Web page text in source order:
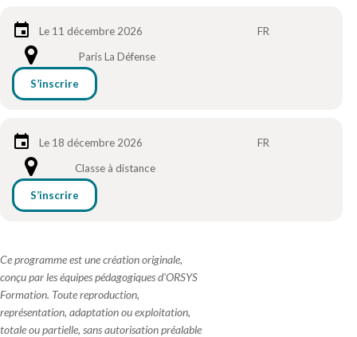
Le 11 décembre 2026
FR
Paris La Défense
S’inscrire
Le 18 décembre 2026
FR
Classe à distance
S’inscrire
Ce programme est une création originale,
conçu par les équipes pédagogiques d'ORSYS
Formation. Toute reproduction,
représentation, adaptation ou exploitation,
totale ou partielle, sans autorisation préalable